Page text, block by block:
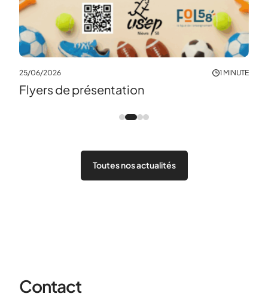
25/06/2026 1 MINUTE
Flyers de présentation
Toutes nos actualités
Contact